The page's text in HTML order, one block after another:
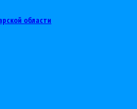
области